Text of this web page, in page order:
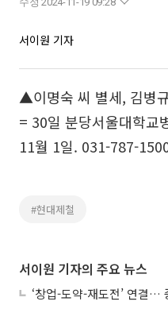
서이원 기자
▲이명숙 씨 별세, 김병
= 30일 분당서울대학교
11월 1일. 031-787-
#현대제철
서이원 기자의 주요 뉴스